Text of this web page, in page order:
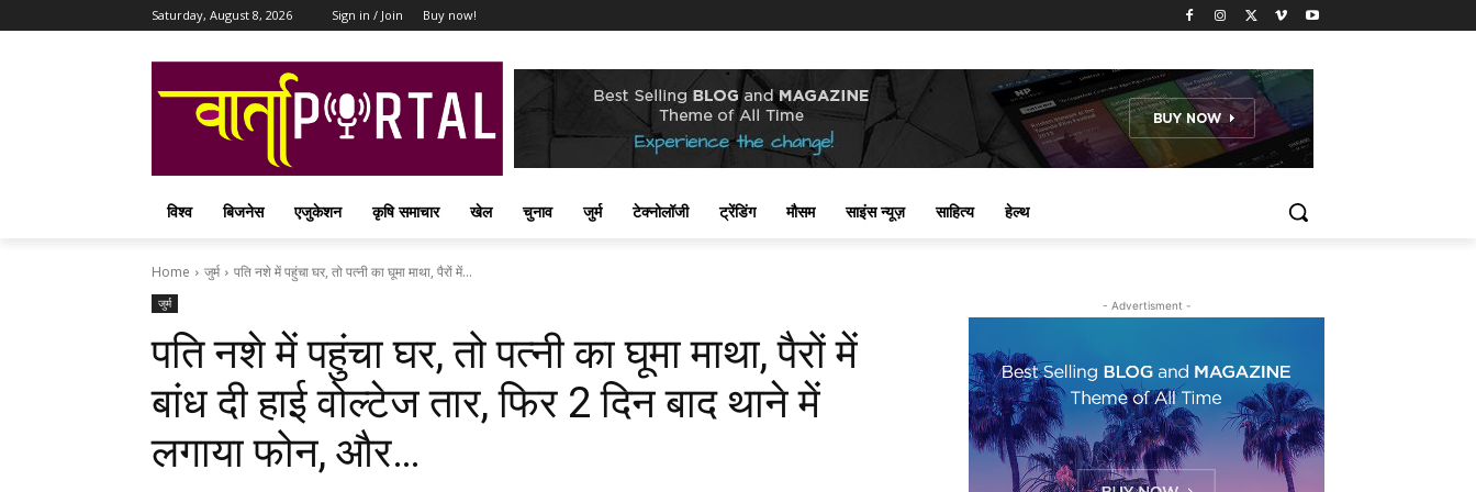
Saturday, August 8, 2026 Sign in / Join Buy now!
विश्व बिजनेस एजुकेशन कृषि समाचार खेल चुनाव जुर्म टेक्नोलॉजी ट्रेंडिंग मौसम साइंस न्यूज़ साहित्य हेल्थ
Home जुर्म पति नशे में पहुंचा घर, तो पत्नी का घूमा माथा, पैरों में...
जुर्म
पति नशे में पहुंचा घर, तो पत्नी का घूमा माथा, पैरों में
बांध दी हाई वोल्टेज तार, फिर 2 दिन बाद थाने में
लगाया फोन, और…
- Advertisment -